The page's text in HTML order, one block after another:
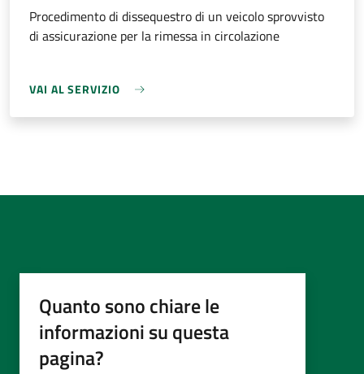
Procedimento di dissequestro di un veicolo sprovvisto
di assicurazione per la rimessa in circolazione
VAI AL SERVIZIO
Quanto sono chiare le
informazioni su questa
pagina?